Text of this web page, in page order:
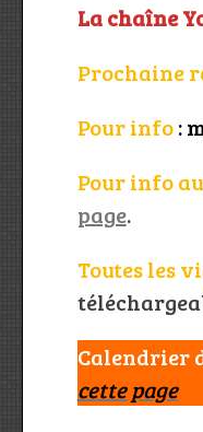
La chaîne
Prochaine
Pour info:
Pour info
page.
Toutes les
Calendrier
cette page